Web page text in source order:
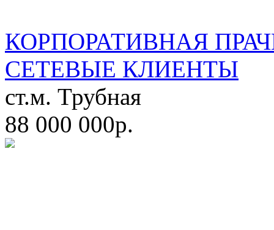
КОРПОРАТИВНАЯ
СЕТЕВЫЕ КЛИЕНТЫ
ст.м. Трубная
88 000 000р.